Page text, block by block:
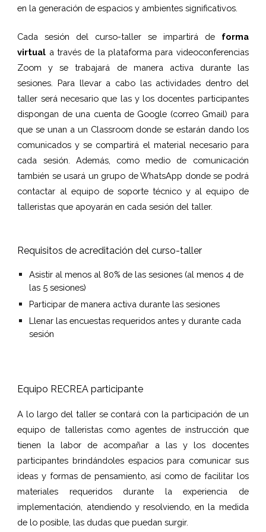
en la generación de espacios y ambientes significativos.
Cada sesión del curso-taller se impartirá de forma
virtual a través de la plataforma para videoconferencias
Zoom y se trabajará de manera activa durante las
sesiones. Para llevar a cabo las actividades dentro del
taller será necesario que las y los docentes participantes
dispongan de una cuenta de Google (correo Gmail) para
que se unan a un Classroom donde se estarán dando los
comunicados y se compartirá el material necesario para
cada sesión. Además, como medio de comunicación
también se usará un grupo de WhatsApp donde se podrá
contactar al equipo de soporte técnico y al equipo de
talleristas que apoyarán en cada sesión del taller.
Requisitos de acreditación del curso-taller
Asistir al menos al 80% de las sesiones (al menos 4 de
las 5 sesiones)
Participar de manera activa durante las sesiones
Llenar las encuestas requeridos antes y durante cada
sesión
Equipo RECREA participante
A lo largo del taller se contará con la participación de un
equipo de talleristas como agentes de instrucción que
tienen la labor de acompañar a las y los docentes
participantes brindándoles espacios para comunicar sus
ideas y formas de pensamiento, así como de facilitar los
materiales requeridos durante la experiencia de
implementación, atendiendo y resolviendo, en la medida
de lo posible, las dudas que puedan surgir.